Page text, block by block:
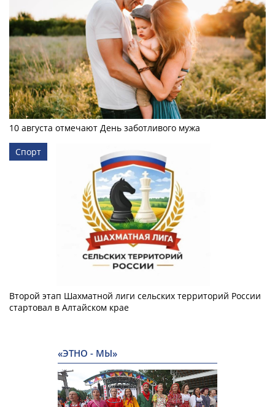
10 августа отмечают День заботливого мужа
Спорт
Второй этап Шахматной лиги сельских территорий России
стартовал в Алтайском крае
«ЭТНО - МЫ»